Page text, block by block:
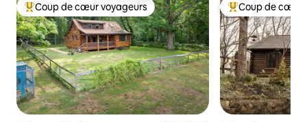
Coups de cœur voyageurs les plus appréciés
Coup de cœur voyageurs Coups de cœur
Coup de cœur